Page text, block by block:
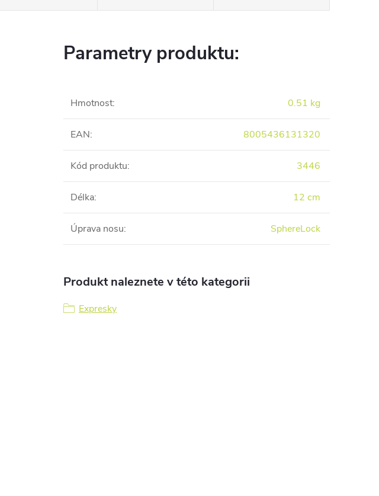
Parametry produktu:
Hmotnost: 0.51 kg
EAN: 8005436131320
Kód produktu: 3446
Délka: 12 cm
Úprava nosu: SphereLock
Produkt naleznete v této kategorii
Expresky